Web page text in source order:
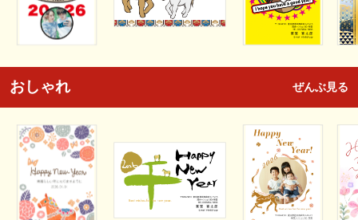
おしゃれ ぜんぶ見る